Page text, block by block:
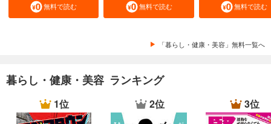
無料で読む 無料で読む 無料で読む
「暮らし・健康・美容」無料一覧へ
暮らし・健康・美容 ランキング
1位 2位 3位